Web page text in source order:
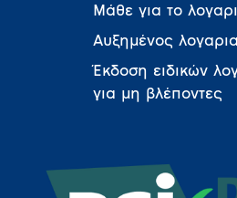
Μάθε για το
Αυξημένος
Έκδοση ειδικών
για μη βλέποντες